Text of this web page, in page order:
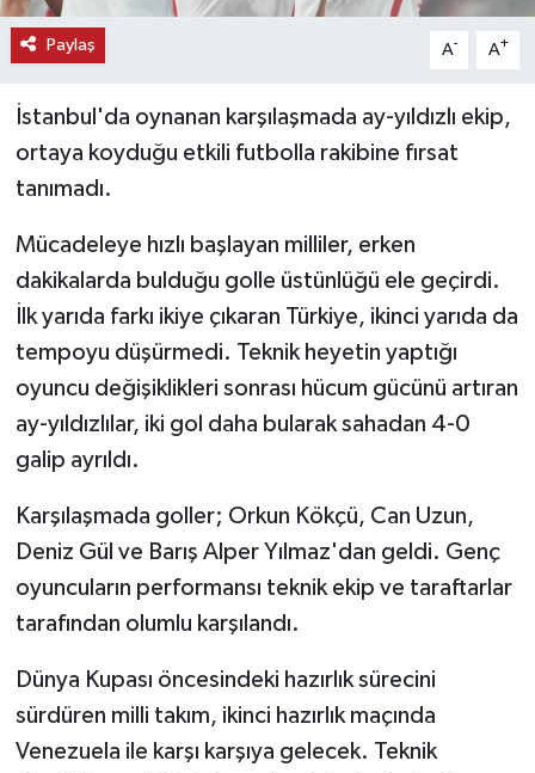
Paylaş A- A+
İstanbul'da oynanan karşılaşmada ay-yıldızlı ekip,
ortaya koyduğu etkili futbolla rakibine fırsat
tanımadı.
Mücadeleye hızlı başlayan milliler, erken
dakikalarda bulduğu golle üstünlüğü ele geçirdi.
İlk yarıda farkı ikiye çıkaran Türkiye, ikinci yarıda da
tempoyu düşürmedi. Teknik heyetin yaptığı
oyuncu değişiklikleri sonrası hücum gücünü artıran
ay-yıldızlılar, iki gol daha bularak sahadan 4-0
galip ayrıldı.
Karşılaşmada goller; Orkun Kökçü, Can Uzun,
Deniz Gül ve Barış Alper Yılmaz'dan geldi. Genç
oyuncuların performansı teknik ekip ve taraftarlar
tarafından olumlu karşılandı.
Dünya Kupası öncesindeki hazırlık sürecini
sürdüren milli takım, ikinci hazırlık maçında
Venezuela ile karşı karşıya gelecek. Teknik
TEKNOLOJİ